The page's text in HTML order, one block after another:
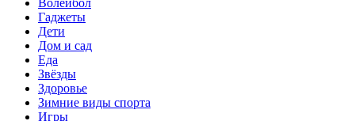
Гаджеты
Дети
Дом и сад
Еда
Звёзды
Здоровье
Зимние виды спорта
Игры